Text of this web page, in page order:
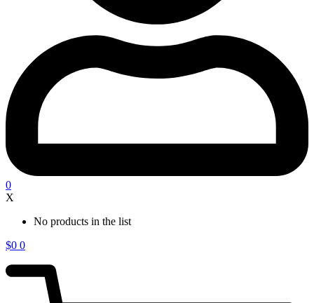
0
X
No products in the list
$0 0